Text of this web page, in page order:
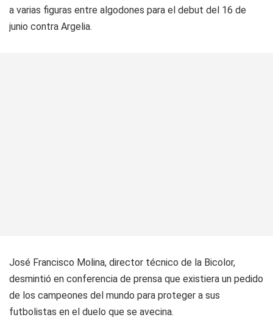
a varias figuras entre algodones para el debut del 16 de
junio contra Argelia.
José Francisco Molina, director técnico de la Bicolor,
desmintió en conferencia de prensa que existiera un pedido
de los campeones del mundo para proteger a sus
futbolistas en el duelo que se avecina.